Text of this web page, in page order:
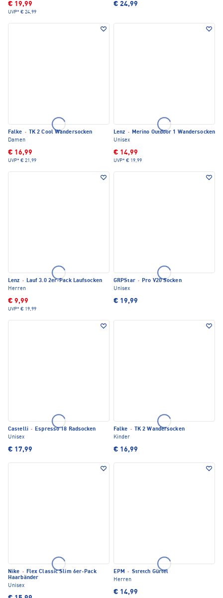
€ 19,99
UVP* € 24,99
€ 24,99
Falke ·
TK 2 Cool Wandersocken
Damen
€ 16,99
UVP* € 21,99
Lenz · Merino Outdoor 1 Wandersocken
Unisex
€ 14,99
UVP* € 19,99
Lenz · Lauf 3.0 2er-Pack Laufsocken
Herren
€ 9,99
UVP* € 19,99
GRPStar · Pro V20 Socken
Unisex
€ 19,99
Castelli · Espresso 18 Radsocken
Unisex
€ 17,99
Falke ·
TK 2 Wandersocken
Kinder
€ 16,99
Nike · Flex Classic Slim 6er-Pack
Haarbänder
Unisex
EPM · Stretch Gürtel
Herren
€ 14,99